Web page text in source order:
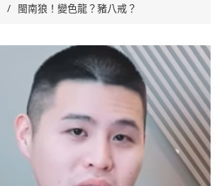
閩南狼！變色龍？豬八戒？